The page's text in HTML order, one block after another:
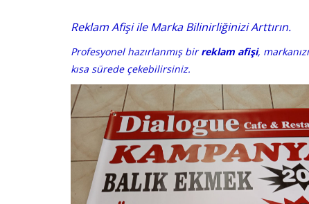
Reklam Afişi ile Marka Bilinirliğinizi Arttırın.
Profesyonel hazırlanmış birreklam afişi,
kısa sürede çekebilirsiniz.